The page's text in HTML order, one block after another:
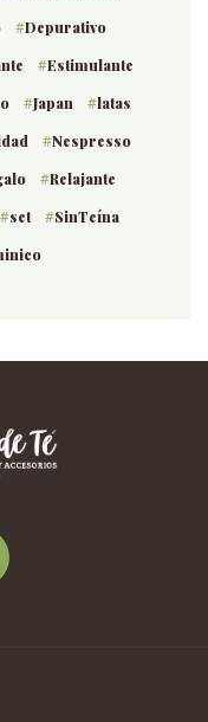
Depurativo
Estimulante
Japan
latas
Nespresso
Relajante
set
SinTeína